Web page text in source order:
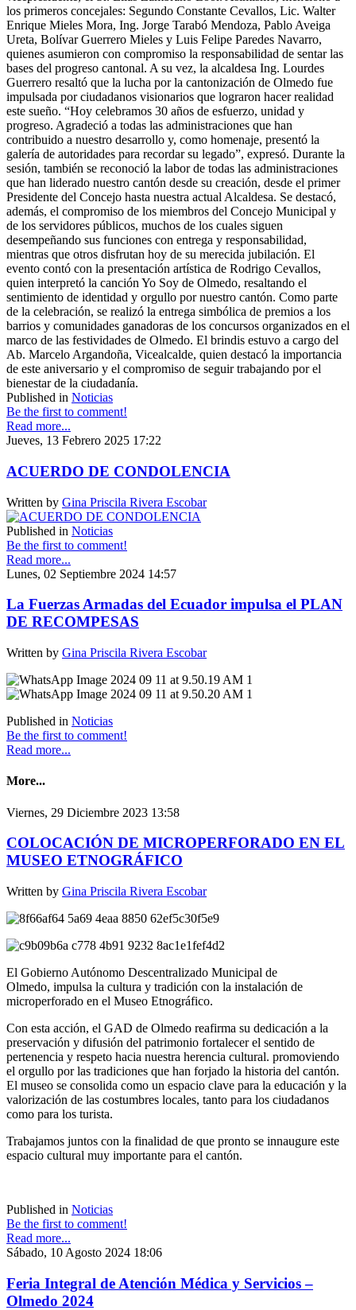
los primeros concejales: Segundo Constante Cevallos, Lic. Walter
Enrique Mieles Mora, Ing. Jorge Tarabó Mendoza, Pablo Aveiga
Ureta, Bolívar Guerrero Mieles y Luis Felipe Paredes Navarro,
quienes asumieron con compromiso la responsabilidad de sentar las
bases del progreso cantonal. A su vez, la alcaldesa Ing. Lourdes
Guerrero resaltó que la lucha por la cantonización de Olmedo fue
impulsada por ciudadanos visionarios que lograron hacer realidad
este sueño. “Hoy celebramos 30 años de esfuerzo, unidad y
progreso. Agradeció a todas las administraciones que han
contribuido a nuestro desarrollo y, como homenaje, presentó la
galería de autoridades para recordar su legado”, expresó. Durante la
sesión, también se reconoció la labor de todas las administraciones
que han liderado nuestro cantón desde su creación, desde el primer
Presidente del Concejo hasta nuestra actual Alcaldesa. Se destacó,
además, el compromiso de los miembros del Concejo Municipal y
de los servidores públicos, muchos de los cuales siguen
desempeñando sus funciones con entrega y responsabilidad,
mientras que otros disfrutan hoy de su merecida jubilación. El
evento contó con la presentación artística de Rodrigo Cevallos,
quien interpretó la canción Yo Soy de Olmedo, resaltando el
sentimiento de identidad y orgullo por nuestro cantón. Como parte
de la celebración, se realizó la entrega simbólica de premios a los
barrios y comunidades ganadoras de los concursos organizados en el
marco de las festividades de Olmedo. El brindis estuvo a cargo del
Ab. Marcelo Argandoña, Vicealcalde, quien destacó la importancia
de este aniversario y el compromiso de seguir trabajando por el
bienestar de la ciudadanía.
Published in Noticias
Be the first to comment!
Read more...
Jueves, 13 Febrero 2025 17:22
ACUERDO DE CONDOLENCIA
Written by Gina Priscila Rivera Escobar
Published in Noticias
Be the first to comment!
Read more...
Lunes, 02 Septiembre 2024 14:57
La Fuerzas Armadas del Ecuador impulsa el PLAN
DE RECOMPESAS
Written by Gina Priscila Rivera Escobar
Published in Noticias
Be the first to comment!
Read more...
More...
Viernes, 29 Diciembre 2023 13:58
COLOCACIÓN DE MICROPERFORADO EN EL
MUSEO ETNOGRÁFICO
Written by Gina Priscila Rivera Escobar
El Gobierno Autónomo Descentralizado Municipal de
Olmedo, impulsa la cultura y tradición con la instalación de
microperforado en el Museo Etnográfico.
Con esta acción, el GAD de Olmedo reafirma su dedicación a la
preservación y difusión del patrimonio fortalecer el sentido de
pertenencia y respeto hacia nuestra herencia cultural. promoviendo
el orgullo por las tradiciones que han forjado la historia del cantón.
El museo se consolida como un espacio clave para la educación y la
valorización de las costumbres locales, tanto para los ciudadanos
como para los turista.
Trabajamos juntos con la finalidad de que pronto se innaugure este
espacio cultural muy importante para el cantón.
Published in Noticias
Be the first to comment!
Read more...
Sábado, 10 Agosto 2024 18:06
Feria Integral de Atención Médica y Servicios –
Olmedo 2024